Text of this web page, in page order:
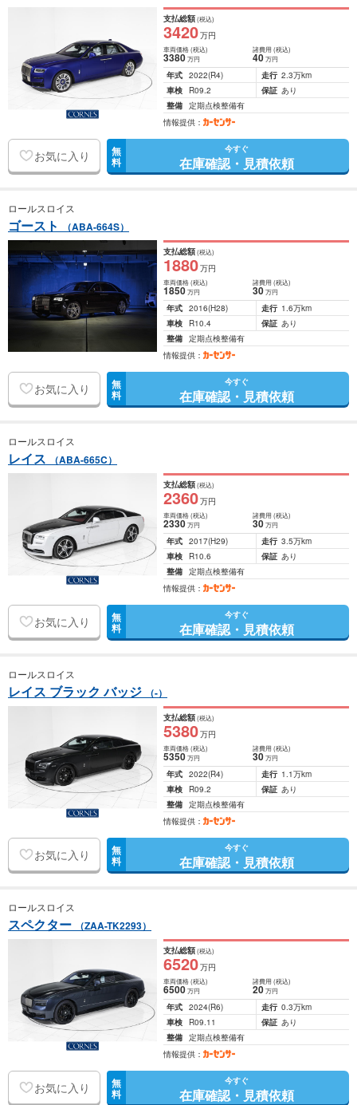
支払総額(税込)
3420万円
車両価格(税込)
3380万円
諸費用 (税込)
40 万円
年式 2022(R4) 走行 2.3万km
車検
R09.2 保証 あり
整備 定期点検整備有
情報提供：
お気に入り 無
料
今すぐ
在庫確認・見積依頼
ロールスロイス
ゴースト （ABA-664S）
支払総額(税込)
1880万円
車両価格(税込)
1850万円
諸費用 (税込)
30 万円
年式 2016(H28) 走行 1.6万km
車検
R10.4 保証 あり
整備 定期点検整備有
情報提供：
お気に入り 無
料
今すぐ
在庫確認・見積依頼
ロールスロイス
レイス （ABA-665C）
支払総額(税込)
2360万円
車両価格(税込)
2330万円
諸費用 (税込)
30 万円
年式 2017(H29) 走行 3.5万km
車検
R10.6 保証 あり
整備 定期点検整備有
情報提供：
お気に入り 無
料
今すぐ
在庫確認・見積依頼
ロールスロイス
レイス ブラック バッジ （-）
支払総額(税込)
5380万円
車両価格(税込)
5350万円
諸費用 (税込)
30 万円
年式 2022(R4) 走行 1.1万km
車検
R09.2 保証 あり
整備 定期点検整備有
情報提供：
お気に入り 無
料
今すぐ
在庫確認・見積依頼
ロールスロイス
スペクター （ZAA-TK2293）
支払総額(税込)
6520万円
車両価格(税込)
6500万円
諸費用 (税込)
20 万円
年式 2024(R6) 走行 0.3万km
車検
R09.11 保証 あり
整備 定期点検整備有
情報提供：
お気に入り 無
料
今すぐ
在庫確認・見積依頼